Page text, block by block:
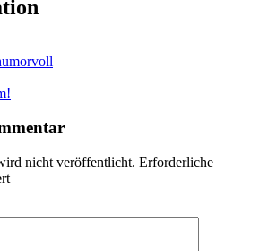
nicht veröffentlicht. Erforderliche